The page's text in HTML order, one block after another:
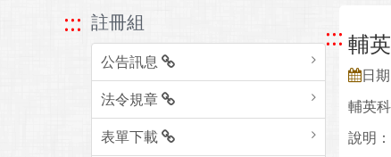
::: 註冊組
公告訊息
法令規章
表單下載
::: 輔
日
輔英
說明：